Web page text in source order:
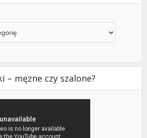
– męzne czy szalone?